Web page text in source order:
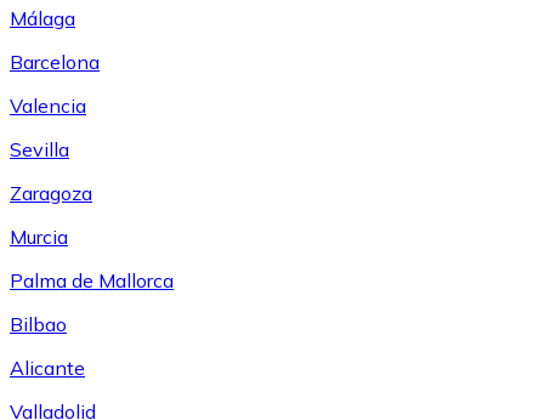
Málaga
Barcelona
Valencia
Sevilla
Zaragoza
Murcia
Palma de Mallorca
Bilbao
Alicante
Valladolid